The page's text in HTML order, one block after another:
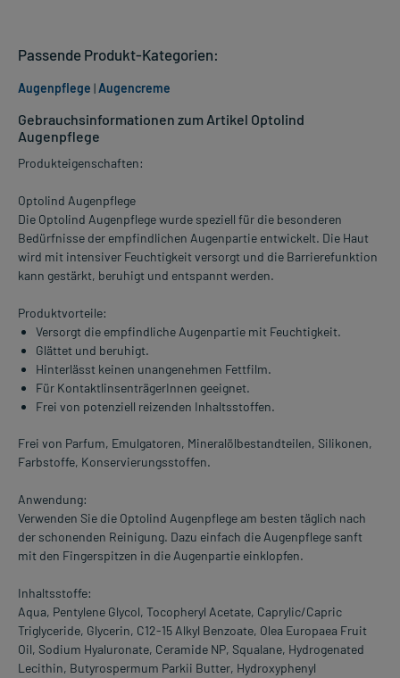
Gebrauchsinformationen zum Artikel Optolind
Augenpflege
Produkteigenschaften:
Optolind Augenpflege
Die Optolind Augenpflege wurde speziell für die besonderen
Bedürfnisse der empfindlichen Augenpartie entwickelt. Die Haut
wird mit intensiver Feuchtigkeit versorgt und die Barrierefunktion
kann gestärkt, beruhigt und entspannt werden.
Produktvorteile:
Versorgt die empfindliche Augenpartie mit Feuchtigkeit.
Glättet und beruhigt.
Hinterlässt keinen unangenehmen Fettfilm.
Für KontaktlinsenträgerInnen geeignet.
Frei von potenziell reizenden Inhaltsstoffen.
Frei von Parfum, Emulgatoren, Mineralölbestandteilen, Silikonen,
Farbstoffe, Konservierungsstoffen.
Anwendung:
Verwenden Sie die Optolind Augenpflege am besten täglich nach
der schonenden Reinigung. Dazu einfach die Augenpflege sanft
mit den Fingerspitzen in die Augenpartie einklopfen.
Inhaltsstoffe:
Aqua, Pentylene Glycol, Tocopheryl Acetate, Caprylic/Capric
Triglyceride, Glycerin, C12-15 Alkyl Benzoate, Olea Europaea Fruit
Oil, Sodium Hyaluronate, Ceramide NP, Squalane, Hydrogenated
Lecithin, Butyrospermum Parkii Butter, Hydroxyphenyl
Passende Produkt-Kategorien:
Augenpflege |Augencreme